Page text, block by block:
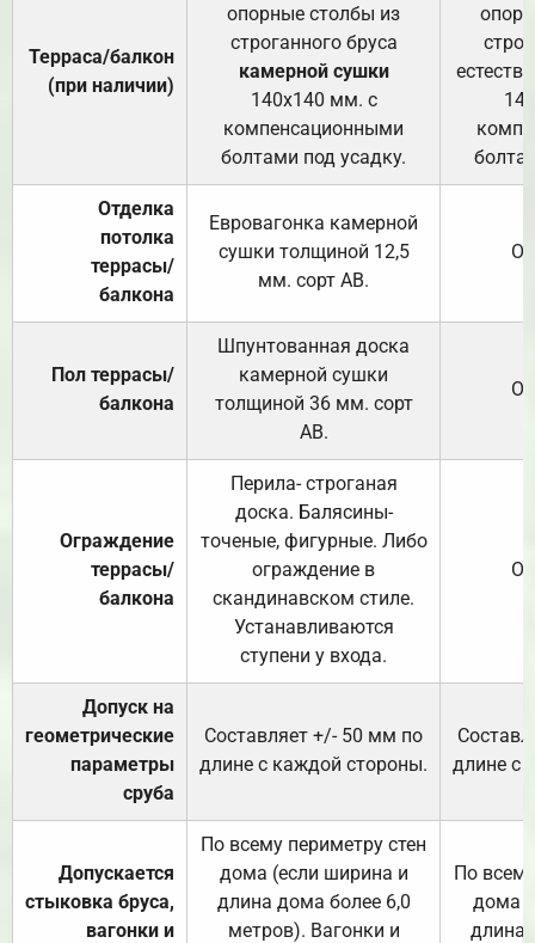
Терраса/балкон
(при наличии)
опорные столбы из
строганного бруса
камерной сушки
140х140 мм. с
компенсационными
болтами под усадку.
Отделка
потолка
террасы/
балкона
Евровагонка камерной
сушки толщиной 12,5
мм. сорт АВ.
Пол террасы/
балкона
Шпунтованная доска
камерной сушки
толщиной 36 мм. сорт
АВ.
Ограждение
террасы/
балкона
Перила- строганая
доска. Балясины-
точеные, фигурные. Либо
ограждение в
скандинавском стиле.
Устанавливаются
ступени у входа.
Допуск на
геометрические
параметры
сруба
Составляет +/- 50 мм по
длине с каждой стороны.
длине с
Допускается
стыковка бруса,
вагонки и
По всему периметру стен
дома (если ширина и
длина дома более 6,0
метров). Вагонки и
По
дома
длина